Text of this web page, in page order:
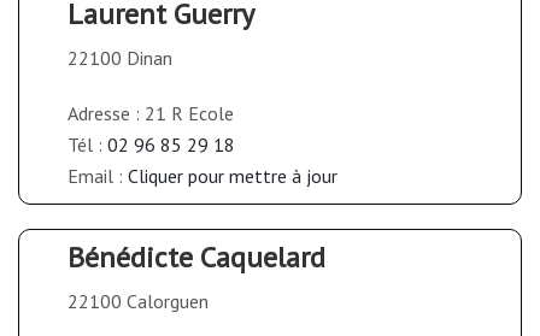
Laurent Guerry
22100 Dinan
Adresse : 21 R Ecole
Tél : 02 96 85 29 18
Email : Cliquer pour mettre à jour
Bénédicte Caquelard
22100 Calorguen